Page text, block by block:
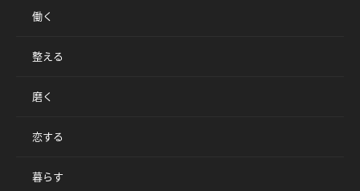
働く
整える
磨く
恋する
暮らす